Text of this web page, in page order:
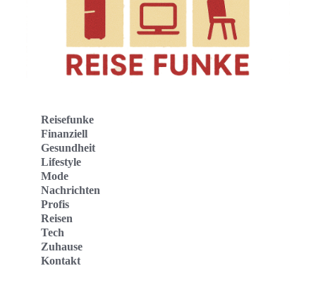
Reisefunke
Finanziell
Gesundheit
Lifestyle
Mode
Nachrichten
Profis
Reisen
Tech
Zuhause
Kontakt